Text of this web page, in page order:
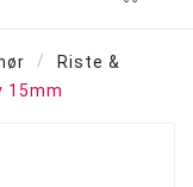
Riste &
15mm